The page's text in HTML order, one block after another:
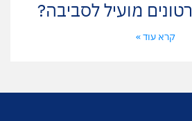
מועיל לסביבה?
קרא עוד »